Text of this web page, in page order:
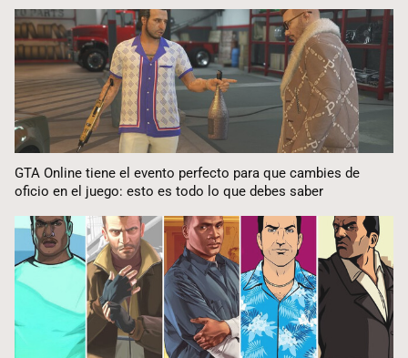
GTA Online tiene el evento perfecto para que cambies de
oficio en el juego: esto es todo lo que debes saber